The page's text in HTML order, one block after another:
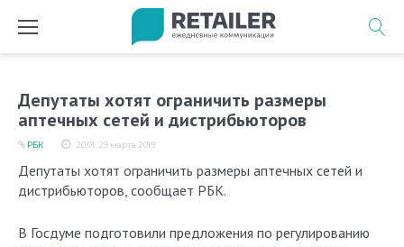
Депутаты хотят ограничить размеры
аптечных сетей и дистрибьюторов
20:01, 29 марта 2019
РБК
Депутаты хотят ограничить размеры аптечных сетей и
дистрибьюторов, сообщает РБК.
В Госдуме подготовили предложения по регулированию